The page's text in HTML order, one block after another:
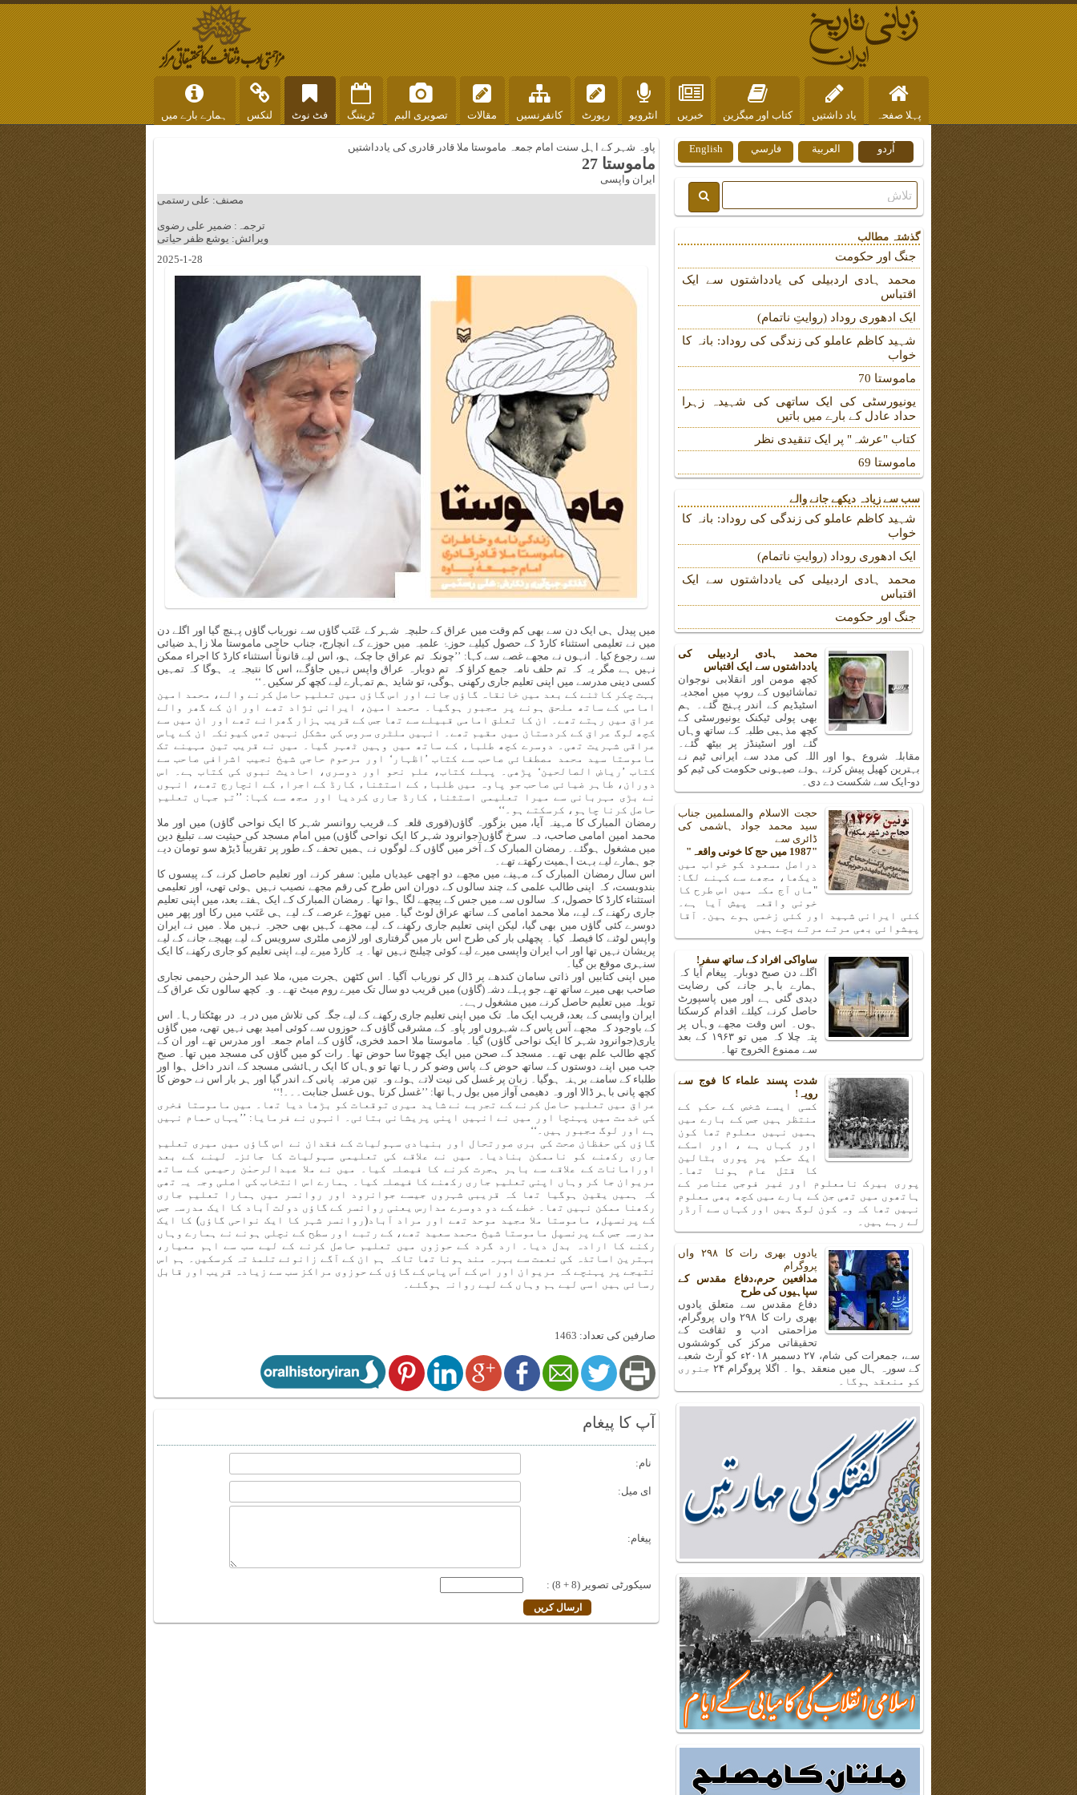
پہلا صفحہ یاد داشتیں کتاب اور میگزین خبریں انٹرویو رپورٹ کانفرنسیں مقالات تصویری البم ٹریننگ فٹ نوٹ لنکس ہمارے بارے میں
پاوہ شہر کے اہل سنت امام جمعہ ماموستا ملا قادر قادری کی یادداشتیں
ماموستا 27
ایران واپسی
مصنف: علی رستمی
ترجمہ: ضمیر علی رضوی
ویرائش: یوشع ظفر حیاتی
2025-1-28
میں پیدل ہی ایک دن سے بھی کم وقت میں عراق کے حلبچہ شہر کے عَنَب گاؤں سے نوریاب گاؤں پہنچ گیا اور اگلے دن
میں نے تعلیمی استثناء کارڈ کے حصول کیلیے حوزۂ علمیہ میں حوزے کے انچارج، جناب حاجی ماموستا ملا زاہد ضیائی
سے رجوع کیا۔ انہوں نے مجھے غصے سے کہا: ’’چونکہ تم عراق جا چکے ہو، اس لیے قانوناً استثناء کارڈ کا اجراء ممکن
نہیں ہے مگر یہ کہ تم حلف نامہ جمع کراؤ کہ تم دوبارہ عراق واپس نہیں جاؤگے، اس کا نتیجہ یہ ہوگا کہ تمہیں
کسی دینی مدرسے میں اپنی تعلیم جاری رکھنی ہوگی، تو شاید ہم تمہارے لیے کچھ کر سکیں۔‘‘
بہت چکر کاٹنے کے بعد میں خانقاہ گاؤں جانے اور اس گاؤں میں تعلیم حاصل کرنے والے، محمد امین
امامی کے ساتھ ملحق ہونے پر مجبور ہوگیا۔ محمد امین، ایرانی نژاد تھے اور ان کے گھر والے
عراق میں رہتے تھے۔ ان کا تعلق امامی قبیلے سے تھا جس کے قریب ہزار گھرانے تھے اور ان میں سے
کچھ لوگ عراق کے کردستان میں مقیم تھے۔ انہیں ملٹری سروس کی مشکل نہیں تھی کیونکہ ان کے پاس
عراقی شہریت تھی۔ دوسرے کچھ طلباء کے ساتھ میں وہیں ٹھہر گیا۔ میں نے قریب تین مہینے تک
ماموستا سید محمد مصطفائی صاحب سے کتاب ’اظہار‘ اور مرحوم حاجی شیخ نجیب اشرافی صاحب سے
کتاب ’ریاض الصالحین‘ پڑھی۔ پہلے کتاب، علم نحو اور دوسری، احادیث نبوی کی کتاب ہے۔ اس
دوران، طاہر ضیائی صاحب جو پاوہ میں طلباء کے استثناء کارڈ کے اجراء کے انچارج تھے، انہوں
نے بڑی مہربانی سے میرا تعلیمی استثناء کارڈ جاری کردیا اور مجھ سے کہا: ’’تم جہاں تعلیم
حاصل کرنا چاہو، کرسکتے ہو۔‘‘
رمضان المبارک کا مہینہ آیا، میں بزگورہ گاؤں(قوری قلعہ کے قریب روانسر شہر کا ایک نواحی گاؤں) میں اور ملا
محمد امین امامی صاحب، دہ سرخ گاؤں(جوانرود شہر کا ایک نواحی گاؤں) میں امام مسجد کی حیثیت سے تبلیغ دین
میں مشغول ہوگئے۔ رمضان المبارک کے آخر میں گاؤں کے لوگوں نے ہمیں تحفے کے طور پر تقریباً ڈیڑھ سو تومان دیے
جو ہمارے لیے بہت اہمیت رکھتے تھے۔
اس سال رمضان المبارک کے مہینے میں مجھے دو اچھی عیدیاں ملیں: سفر کرنے اور تعلیم حاصل کرنے کے پیسوں کا
بندوبست، کہ اپنی طالب علمی کے چند سالوں کے دوران اس طرح کی رقم مجھے نصیب نہیں ہوئی تھی، اور تعلیمی
استثناء کارڈ کا حصول، کہ سالوں سے میں جس کے پیچھے لگا ہوا تھا۔ رمضان المبارک کے ایک ہفتے بعد، میں اپنی تعلیم
جاری رکھنے کے لیے، ملا محمد امامی کے ساتھ عراق لوٹ گیا۔ میں تھوڑے عرصے کے لیے ہی عَنَب میں رکا اور پھر میں
دوسرے کئی گاؤں میں بھی گیا، لیکن اپنی تعلیم جاری رکھنے کے لیے مجھے کہیں بھی حجرہ نہیں ملا۔ میں نے ایران
واپس لوٹنے کا فیصلہ کیا۔ پچھلی بار کی طرح اس بار میں گرفتاری اور لازمی ملٹری سرویس کے لیے بھیجے جانے کے لیے
پریشان نہیں تھا اور اب ایران واپسی میرے لیے کوئی چیلنج نہیں تھا۔ یہ کارڈ میرے لیے اپنی تعلیم کو جاری رکھنے کا ایک
سنہری موقع بن گیا۔
میں اپنی کتابیں اور ذاتی سامان کندھے پر ڈال کر نوریاب آگیا۔ اس کٹھن ہجرت میں، ملا عبد الرحمٰن رحیمی نجاری
صاحب بھی میرے ساتھ تھے جو پہلے دشہ(گاؤں) میں قریب دو سال تک میرے روم میٹ تھے۔ وہ کچھ سالوں تک عراق کے
تویلہ میں تعلیم حاصل کرنے میں مشغول رہے۔
ایران واپسی کے بعد، قریب ایک ماہ تک میں اپنی تعلیم جاری رکھنے کے لیے جگہ کی تلاش میں در بہ در بھٹکتا رہا۔ اس
کے باوجود کہ مجھے آس پاس کے شہروں اور پاوہ کے مشرقی گاؤں کے حوزوں سے کوئی امید بھی نہیں تھی، میں گاؤں
یاری(جوانرود شہر کا ایک نواحی گاؤں) گیا۔ ماموستا ملا احمد فخری، گاؤں کے امام جمعہ اور مدرس تھے اور ان کے
کچھ طالب علم بھی تھے۔ مسجد کے صحن میں ایک چھوٹا سا حوض تھا۔ رات کو میں گاؤں کی مسجد میں تھا۔ صبح
جب میں اپنے دوستوں کے ساتھ حوض کے پاس وضو کر رہا تھا تو وہاں کا ایک رہائشی مسجد کے اندر داخل ہوا اور
طلباء کے سامنے برہنہ ہوگیا۔ زبان پر غسل کی نیت لاتے ہوئے وہ تین مرتبہ پانی کے اندر گیا اور ہر بار اس نے حوض کا
کچھ پانی باہر ڈالا اور وہ دھیمی آواز میں بول رہا تھا: ’’غسل کرتا ہوں غسل جنابت۔۔۔!‘‘
عراق میں تعلیم حاصل کرنے کے تجربے نے شاید میری توقعات کو بڑھا دیا تھا۔ میں ماموستا فخری
کی خدمت میں پہنچا اور میں نے انہیں اپنی پریشانی بتائی۔ انہوں نے فرمایا: ’’یہاں حمام نہیں
ہے اور لوگ مجبور ہیں۔‘‘
گاؤں کی حفظان صحت کی بری صورتحال اور بنیادی سہولیات کے فقدان نے اس گاؤں میں میری تعلیم
جاری رکھنے کو ناممکن بنادیا۔ میں نے علاقے کی تعلیمی سہولیات کا جائزہ لینے کے بعد
اورامانات کے علاقے سے باہر ہجرت کرنے کا فیصلہ کیا۔ میں نے ملا عبدالرحمٰن رحیمی کے ساتھ
مریوان جا کر وہاں اپنی تعلیم جاری رکھنے کا فیصلہ کیا۔ ہمارے اس انتخاب کی اصلی وجہ یہ تھی
کہ ہمیں یقین ہوگیا تھا کہ قریبی شہروں جیسے جوانرود اور روانسر میں ہمارا تعلیم جاری
رکھنا ممکن نہیں تھا۔ خطے کے دو دوسرے مدارس یعنی روانسر کے گاؤں دولت آباد کا ایک مدرسہ جس
کے پرنسپل، ماموستا ملا مجید موحد تھے اور مراد آباد(روانسر شہر کا ایک نواحی گاؤں) کا ایک
مدرسہ جس کے پرنسپل ماموستا شیخ محمد سعید تھے، کے رتبے اور سطح کے نچلی ہونے نے ہمارے وہاں
رکنے کا ارادہ بدل دیا۔ ارد گرد کے حوزوں میں تعلیم حاصل کرنے کے لیے سب سے اہم معیار،
بہترین اساتذہ کی نعمت سے بہرہ مند ہونا تھا تاکہ ہم ان کے آگے زانوئے تلمذ تہ کرسکیں۔ ہم اس
نتیجے پر پہنچے کہ مریوان اور اس کے آس پاس کے گاؤں کے حوزوی مراکز سب سے زیادہ قریب اور قابل
رسائی ہیں اسی لیے ہم وہاں کے لیے روانہ ہوگئے۔
صارفین کی تعداد: 1463
آپ کا پیغام
نام:
ای میل:
پیغام:
سیکورٹی تصویر (8 + 8) :
English فارسي العربية اُردو
گذشتہ مطالب
جنگ اور حکومت
محمد ہادی اردبیلی کی یادداشتوں سے ایک
اقتباس
ایک ادھوری روداد (روایتِ ناتمام)
شہید کاظم عاملو کی زندگی کی روداد: بانہ کا
خواب
ماموستا 70
یونیورسٹی کی ایک ساتھی کی شہیدہ زہرا
حداد عادل کے بارے میں باتیں
کتاب "عرشہ" پر ایک تنقیدی نظر
ماموستا 69
سب سے زیادہ دیکھے جانے والے
شہید کاظم عاملو کی زندگی کی روداد: بانہ کا
خواب
ایک ادھوری روداد (روایتِ ناتمام)
محمد ہادی اردبیلی کی یادداشتوں سے ایک
اقتباس
جنگ اور حکومت
محمد ہادی اردبیلی کی
یادداشتوں سے ایک اقتباس
کچھ مومن اور انقلابی نوجوان
تماشائیوں کے روپ میں امجدیہ
اسٹیڈیم کے اندر پہنچ گئے۔ ہم
بھی پولی ٹیکنک یونیورسٹی کے
کچھ مذہبی طلبہ کے ساتھ وہاں
گئے اور اسٹینڈز پر بیٹھ گئے۔
مقابلہ شروع ہوا اور اللہ کی مدد سے ایرانی ٹیم نے
بہترین کھیل پیش کرتے ہوئے صیہونی حکومت کی ٹیم کو
دو-ایک سے شکست دے دی۔
حجت الاسلام والمسلمین جناب
سید محمد جواد ہاشمی کی
ڈائری سے
"1987 میں حج کا خونی واقعہ"
دراصل مسعود کو خواب میں
دیکھا، مجھے سے کہنے لگا:
"ماں آج مکہ میں اس طرح کا
خونی واقعہ پیش آیا ہے۔
کئی ایرانی شہید اور کئی زخمی ہوے ہین۔ آقا
پیشوائی بھی مرتے مرتے بچے ہیں
ساواکی افراد کے ساتھ سفر!
اگلے دن صبح دوبارہ پیغام آیا کہ
ہمارے باہر جانے کی رضایت
دیدی گئی ہے اور میں پاسپورٹ
حاصل کرنے کیلئے اقدام کرسکتا
ہوں۔ اس وقت مجھے وہاں پر
پتہ چلا کہ میں تو ۱۹۶۳ کے بعد
سے ممنوع الخروج تھا۔
شدت پسند علماء کا فوج سے
رویہ!
کسی ایسے شخص کے حکم کے
منتظر ہیں جس کے بارے میں
ہمیں نہیں معلوم تھا کون
اور کہاں ہے ، اور اسکے
ایک حکم پر پوری بٹالین
کا قتل عام ہونا تھا۔
پوری بیرک نامعلوم اور غیر فوجی عناصر کے
ہاتھوں میں تھی جن کے بارے میں کچھ بھی معلوم
نہیں تھا کہ وہ کون لوگ ہیں اور کہاں سے آرڈر
لے رہے ہیں۔
یادوں بھری رات کا ۲۹۸ واں
پروگرام
مدافعین حرم،دفاع مقدس کے
سپاہیوں کی طرح
دفاع مقدس سے متعلق یادوں
بھری رات کا ۲۹۸ واں پروگرام،
مزاحمتی ادب و ثقافت کے
تحقیقاتی مرکز کی کوششوں
سے، جمعرات کی شام، ۲۷ دسمبر ۲۰۱۸ء کو آرٹ شعبے
کے سورہ ہال میں منعقد ہوا ۔ اگلا پروگرام ۲۴ جنوری
کو منعقد ہوگا۔